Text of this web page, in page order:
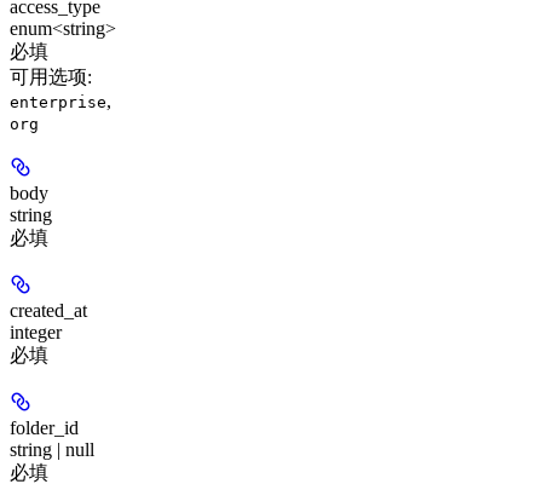
access_type
enum<string>
必填
可用选项:
enterprise,
org
body
string
必填
created_at
integer
必填
folder_id
string | null
必填